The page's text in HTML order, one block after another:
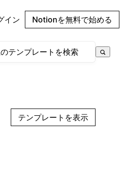
イン Notionを無料で始める
テンプレートを表示